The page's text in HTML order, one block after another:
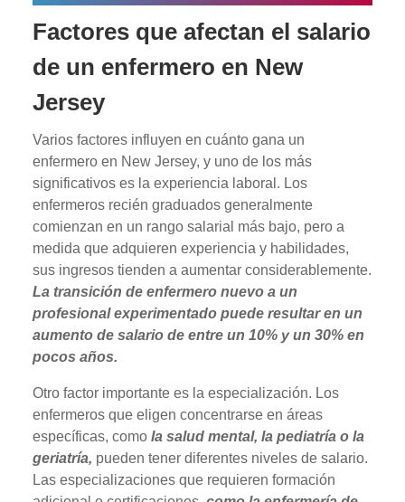
Factores que afectan el salario
de un enfermero en New
Jersey
Varios factores influyen en cuánto gana un
enfermero en New Jersey, y uno de los más
significativos es la experiencia laboral. Los
enfermeros recién graduados generalmente
comienzan en un rango salarial más bajo, pero a
medida que adquieren experiencia y habilidades,
sus ingresos tienden a aumentar considerablemente.
La transición de enfermero nuevo a un
profesional experimentado puede resultar en un
aumento de salario de entre un 10% y un 30% en
pocos años.
Otro factor importante es la especialización. Los
enfermeros que eligen concentrarse en áreas
específicas, comola salud mental, la pediatría o la
geriatría, pueden tener diferentes niveles de salario.
Las especializaciones que requieren formación